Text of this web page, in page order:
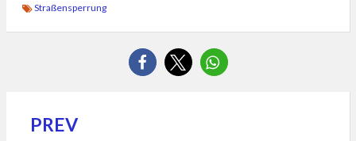
Straßensperrung
Beitragsnavigation
PREV